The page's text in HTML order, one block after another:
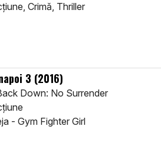
Crimă, Thriller
3 (2016)
Down: No Surrender
- Gym Fighter Girl